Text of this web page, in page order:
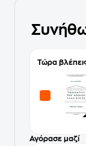
Τώρα
Αγόρασε μαζί